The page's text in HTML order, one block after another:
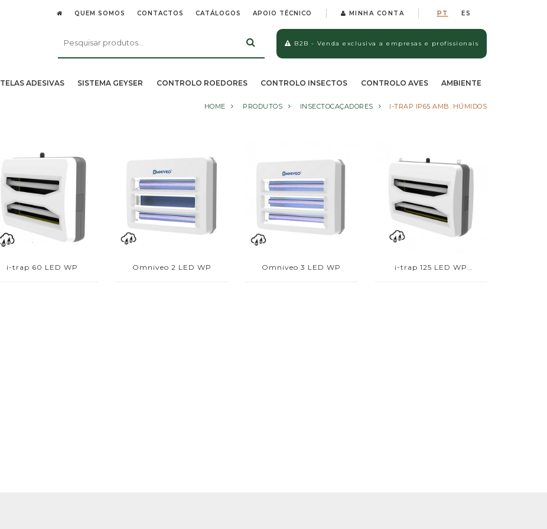
QUEM SOMOS CONTACTOS CATÁLOGOS APOIO TÉCNICO MINHA CONTA PT ES
B2B - Venda exclusiva a empresas e profissionais
TELAS ADESIVAS SISTEMA GEYSER CONTROLO ROEDORES CONTROLO INSECTOS CONTROLO AVES AMBIENTE
HOME PRODUTOS INSECTOCAÇADORES I-TRAP IP65 AMB. HÚMIDOS
i-trap 60 LED WP Omniveo 2 LED WP Omniveo 3 LED WP
i-trap 125 LED WP